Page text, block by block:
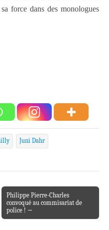
force dans des monologues
Juni Dahr
Philippe Pierre-Charles
convoqué au commisariat de
police ! →